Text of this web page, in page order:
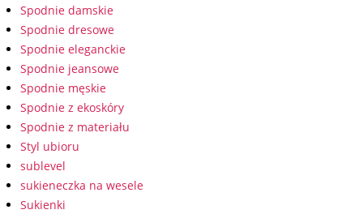
Spodnie damskie
Spodnie dresowe
Spodnie eleganckie
Spodnie jeansowe
Spodnie męskie
Spodnie z ekoskóry
Spodnie z materiału
Styl ubioru
sublevel
sukieneczka na wesele
Sukienki